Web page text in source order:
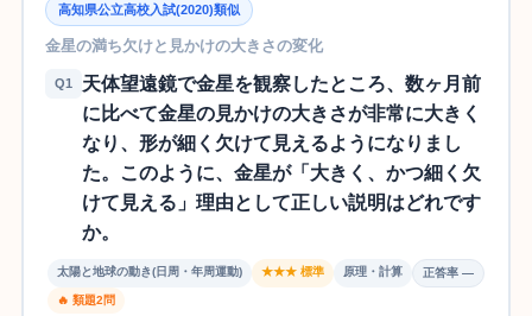
高知県公立高校入試(2020)類似
金星の満ち欠けと見かけの大きさの変化
Q1
天体望遠鏡で金星を観察したところ、数ヶ月前
に比べて金星の見かけの大きさが非常に大きく
なり、形が細く欠けて見えるようになりまし
た。このように、金星が「大きく、かつ細く欠
けて見える」理由として正しい説明はどれです
か。
太陽と地球の動き(日周・年周運動) ★★★ 標準 原理・計算 正答率 —
🔥 類題2問